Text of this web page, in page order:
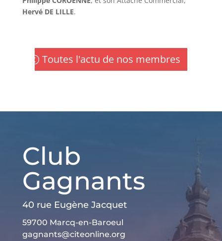
Hervé DE LILLE.
Toutes l'actu de nos membres
Club
Gagnants
40 rue Eugène Jacquet
59700 Marcq-en-Baroeul
gagnants@citeonline.org